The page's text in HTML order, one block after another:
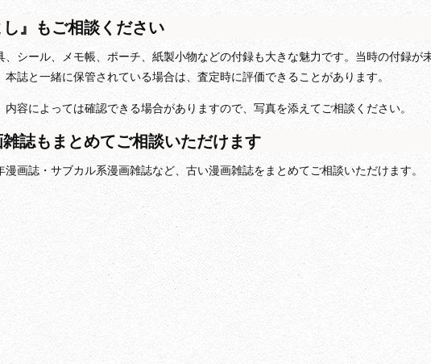
』もご相談ください
、シール、メモ帳、ポーチ、紙製小物などの付録も大きな魅力です。当時の付録が
誌と一緒に保管されている場合は、査定時に評価できることがあります。
容によっては確認できる場合がありますので、写真を添えてご相談ください。
誌もまとめてご相談いただけます
画誌・サブカル系漫画雑誌など、古い漫画雑誌をまとめてご相談いただけます。